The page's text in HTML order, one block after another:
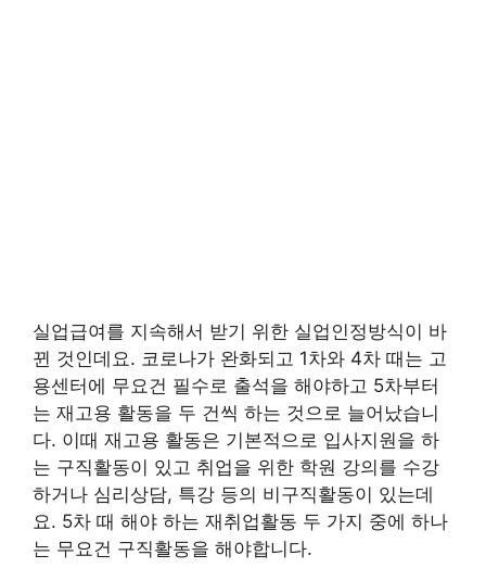
실업급여를 지속해서 받기 위한 실업인정방식이 바
뀐 것인데요. 코로나가 완화되고 1차와 4차 때는 고
용센터에 무요건 필수로 출석을 해야하고 5차부터
는 재고용 활동을 두 건씩 하는 것으로 늘어났습니
다. 이때 재고용 활동은 기본적으로 입사지원을 하
는 구직활동이 있고 취업을 위한 학원 강의를 수강
하거나 심리상담, 특강 등의 비구직활동이 있는데
요. 5차 때 해야 하는 재취업활동 두 가지 중에 하나
는 무요건 구직활동을 해야합니다.